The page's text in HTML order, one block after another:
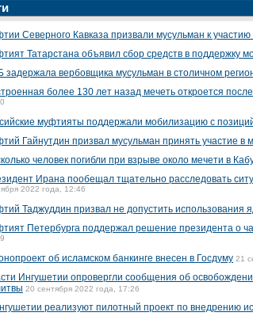
Северного Кавказа призвали мусульман к
Татарстана объявил сбор средств в поддержку
задержала вербовщика мусульман в столичном
более 130 лет назад мечеть откроется
муфтияты поддержали мобилизацию с
Гайнутдин призвал мусульман принять участие в
человек погибли при взрыве около мечети в
Ирана пообещал тщательно расследовать
2022 года, 12:46
Таджуддин призвал не допустить использования
Петербурга поддержал решение президента о
об исламском банкинге внесен в Госдуму 21
Ингушетии опровергли сообщения об
20 сентября 2022 года, 17:26
реализуют пилотный проект по внедрению